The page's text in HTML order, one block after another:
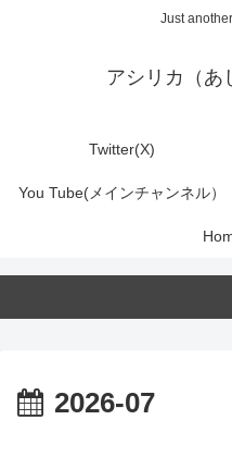
Just
アシリカ（あ
Twitter(X)
You Tube(メインチャンネル）
2026-07